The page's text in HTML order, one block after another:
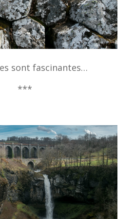
sont fascinantes…
***